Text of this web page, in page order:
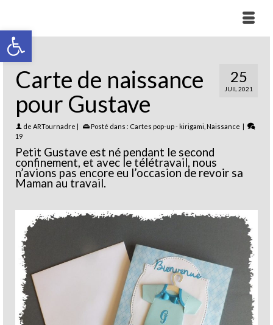
Ouvrir la barre d’outils
25
JUIL 2021
Carte de naissance
pour Gustave
de ARTournadre | Posté dans : Cartes pop-up - kirigami Naissance |
19
Petit Gustave est né pendant le second
confinement, et avec le télétravail, nous
n’avions pas encore eu l’occasion de revoir sa
Maman au travail.